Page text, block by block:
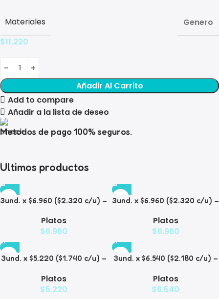
Materiales
Genero
$11.220
Añadir Al Carrito
Add to compare
Añadir a la lista de deseo
Metodos de pago 100% seguros.
Ultimos productos
3und. x $6.960 ($2.320 c/u) –
Diamante
Platos
$6.960
3und. x $6.960 ($2.320 c/u) –
Platos
$6.960
3und. x $5.220 ($1.740 c/u) –
Mascotas Diseño Manzana
Platos
$5.220
3und. x $6.540 ($2.180 c/u) –
Mascotas
Platos
$6.540